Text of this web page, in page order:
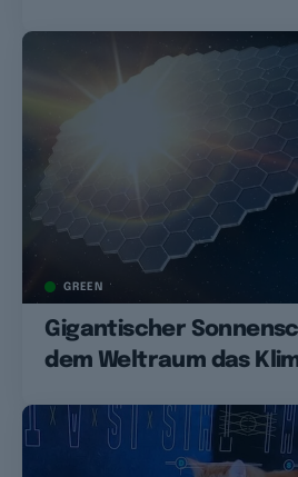
GREEN
Gigantischer
dem Weltraum das